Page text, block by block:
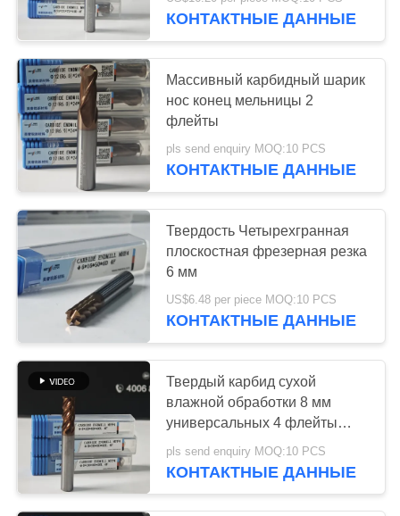
ЗАВОДУ
КАТАЛОГИ
СВЯЖИТЕСЬ
НАМИ
НОВОСТИ
ЗАПРОСИТЕ
ЦИТАТУ
КАРТА
САЙТА
ПОЛИТИКА
КОНФИДЕНЦИАЛЬНОСТИ
Вставки CNC
филируя
30
CNC калибруя
вставки
Вставки
17
КОНТАКТНЫЕ ДАННЫЕ
Массивный карбидный шарик
нос конец мельницы 2
флейты
pls send enquiry MOQ:10 PCS
КОНТАКТНЫЕ ДАННЫЕ
Твердость Четырехгранная
плоскостная фрезерная резка
6 мм
US$6.48 per piece MOQ:10 PCS
КОНТАКТНЫЕ ДАННЫЕ
Твердый карбид сухой
влажной обработки 8 мм
универсальных 4 флейты
плоский конец мельницы
Φ8x20x8Dx60 мм для резки
углеродистой стали и
pls send enquiry MOQ:10 PCS
КОНТАКТНЫЕ ДАННЫЕ